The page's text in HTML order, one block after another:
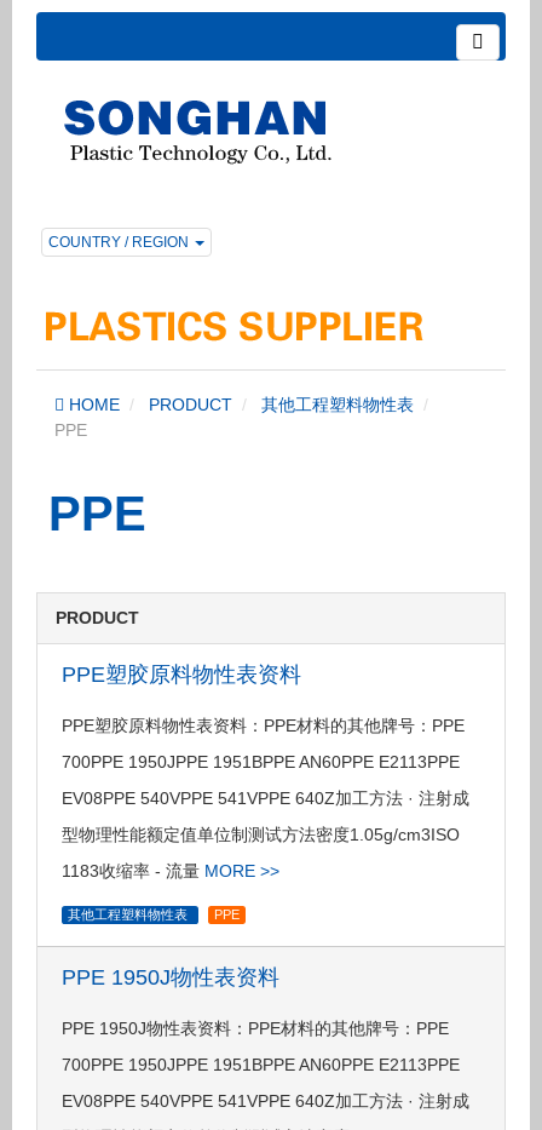
COUNTRY / REGION
HOME PRODUCT
其他工程塑料物性表
PPE
PPE
PRODUCT
PPE塑胶原料物性表资料
PPE塑胶原料物性表资料：PPE材料的其他牌号：PPE
700PPE 1950JPPE 1951BPPE AN60PPE E2113PPE
EV08PPE 540VPPE 541VPPE 640Z加工方法 · 注射成
型物理性能额定值单位制测试方法密度1.05g/cm3ISO
1183收缩率 - 流量 MORE >>
其他工程塑料物性表 PPE
PPE 1950J物性表资料
PPE 1950J物性表资料：PPE材料的其他牌号：PPE
700PPE 1950JPPE 1951BPPE AN60PPE E2113PPE
EV08PPE 540VPPE 541VPPE 640Z加工方法 · 注射成